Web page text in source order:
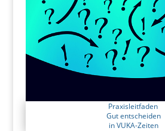
Praxisleitfaden
Gut entscheiden
in VUKA-Zeiten